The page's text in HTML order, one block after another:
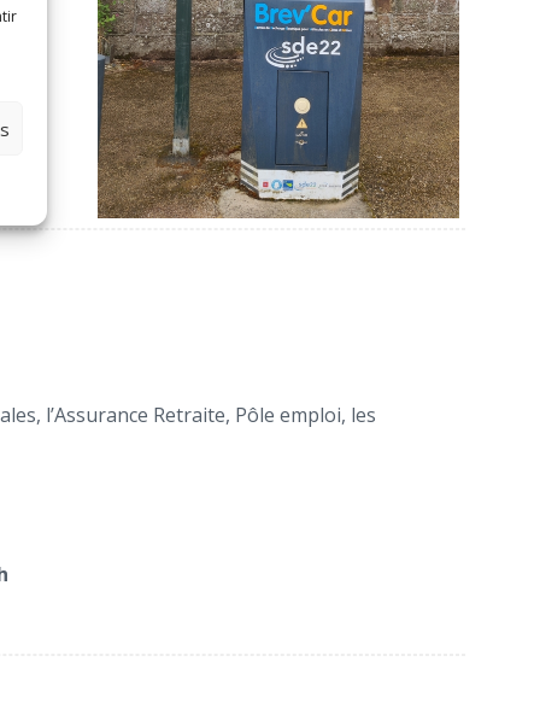
l’Assurance Retraite, Pôle emploi, les